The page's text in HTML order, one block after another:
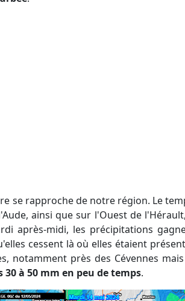
ainsi que sur l'Ouest de
après-midi, les précipitations
cessent là où elles étaient
notamment près des Cévennes
30 à 50 mm en peu de temps.